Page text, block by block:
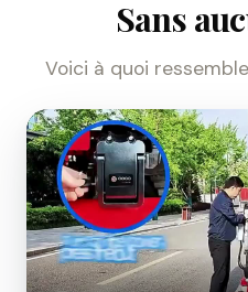
Sans
Voici à quoi